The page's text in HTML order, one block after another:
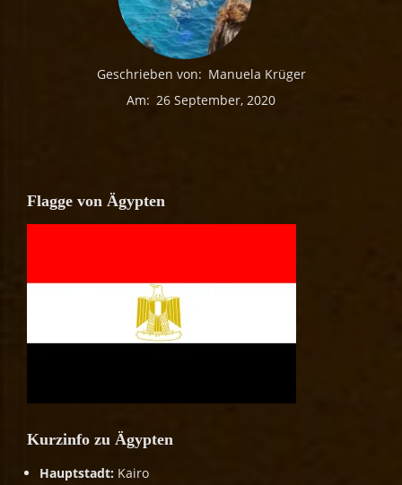
Geschrieben von: Manuela Krüger
Am: 26 September, 2020
Flagge von Ägypten
Kurzinfo zu Ägypten
Hauptstadt: Kairo